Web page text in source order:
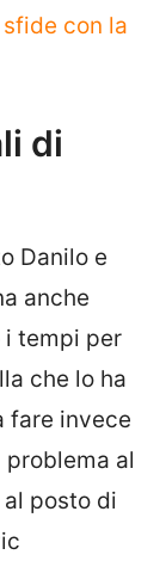
con la
di
Danilo e
anche
i tempi per
che lo ha
fare invece
problema al
posto di